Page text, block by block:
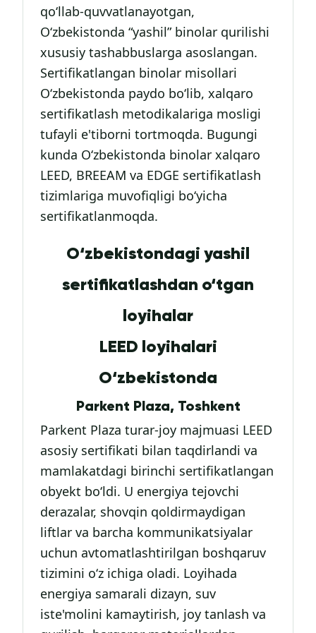
qo‘llab-quvvatlanayotgan,
O‘zbekistonda “yashil” binolar qurilishi
xususiy tashabbuslarga asoslangan.
Sertifikatlangan binolar misollari
O‘zbekistonda paydo bo‘lib, xalqaro
sertifikatlash metodikalariga mosligi
tufayli e'tiborni tortmoqda. Bugungi
kunda O‘zbekistonda binolar xalqaro
LEED, BREEAM va EDGE sertifikatlash
tizimlariga muvofiqligi bo‘yicha
sertifikatlanmoqda.
O‘zbekistondagi yashil
sertifikatlashdan o‘tgan
loyihalar
LEED loyihalari
O‘zbekistonda
Parkent Plaza, Toshkent
Parkent Plaza turar-joy majmuasi LEED
asosiy sertifikati bilan taqdirlandi va
mamlakatdagi birinchi sertifikatlangan
obyekt bo‘ldi. U energiya tejovchi
derazalar, shovqin qoldirmaydigan
liftlar va barcha kommunikatsiyalar
uchun avtomatlashtirilgan boshqaruv
tizimini o‘z ichiga oladi. Loyihada
energiya samarali dizayn, suv
iste'molini kamaytirish, joy tanlash va